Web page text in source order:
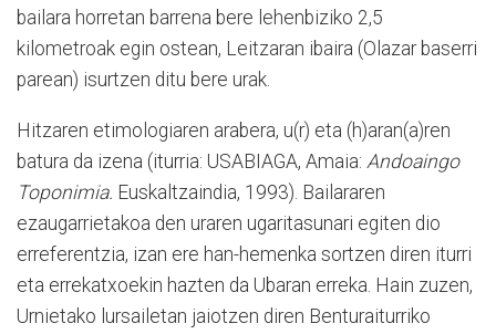
bailara horretan barrena bere lehenbiziko 2,5
kilometroak egin ostean, Leitzaran ibaira (Olazar baserri
parean) isurtzen ditu bere urak.
Hitzaren etimologiaren arabera, u(r) eta (h)aran(a)ren
batura da izena (iturria: USABIAGA, Amaia: Andoaingo
Toponimia. Euskaltzaindia, 1993). Bailararen
ezaugarrietakoa den uraren ugaritasunari egiten dio
erreferentzia, izan ere han-hemenka sortzen diren iturri
eta errekatxoekin hazten da Ubaran erreka. Hain zuzen,
Urnietako lursailetan jaiotzen diren Benturaiturriko